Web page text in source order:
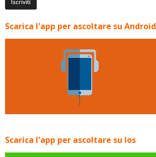
Scarica l'app per ascoltare su Android
Scarica l'app per ascoltare su Ios